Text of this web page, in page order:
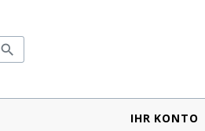

IHR KONTO